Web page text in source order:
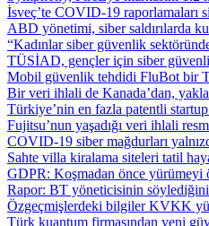
İsveç’te COVID-19 raporlamaları
ABD yönetimi, siber saldırılarda
“Kadınlar siber güvenlik
TÜSİAD, gençler için siber
Mobil güvenlik tehdidi FluBot bir
Bir veri ihlali de Kanada’dan,
Türkiye’nin en fazla patentli
Fujitsu’nun yaşadığı veri ihlali
COVID-19 siber mağdurları
Sahte villa kiralama siteleri tatil
GDPR: Koşmadan önce yürümeyi
Rapor: BT yöneticisinin söylediğini
Özgeçmişlerdeki bilgiler KVKK
Türk kuantum firmasından yeni